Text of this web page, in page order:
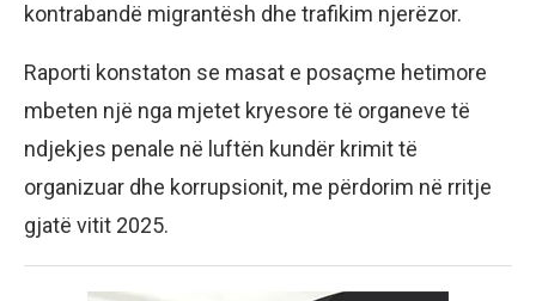
kontrabandë migrantësh dhe trafikim njerëzor.
Raporti konstaton se masat e posaçme hetimore
mbeten një nga mjetet kryesore të organeve të
ndjekjes penale në luftën kundër krimit të
organizuar dhe korrupsionit, me përdorim në rritje
gjatë vitit 2025.